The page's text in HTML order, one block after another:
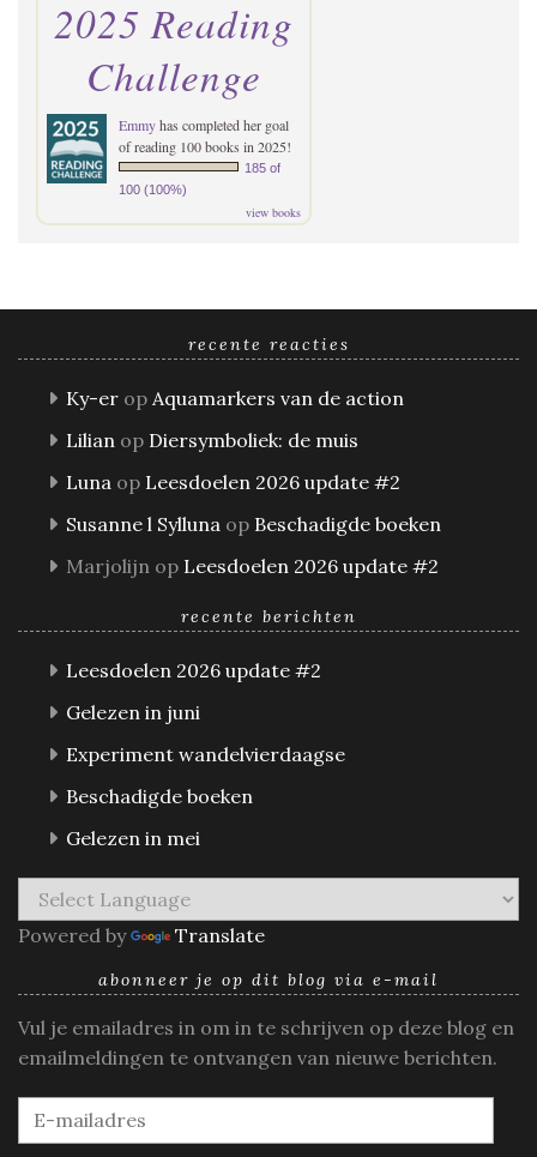
2025 Reading
Challenge
Emmyhas completed her goal
of reading 100 books in 2025!
185 of
100 (100%)
view books
recente reacties
Ky-er op Aquamarkers van de action
Lilian op Diersymboliek: de muis
Luna op Leesdoelen 2026 update #2
Susanne l Sylluna op Beschadigde boeken
Marjolijn op Leesdoelen 2026 update #2
recente berichten
Leesdoelen 2026 update #2
Gelezen in juni
Experiment wandelvierdaagse
Beschadigde boeken
Gelezen in mei
Powered by Translate
abonneer je op dit blog via e-mail
Vul je emailadres in om in te schrijven op deze blog en
emailmeldingen te ontvangen van nieuwe berichten.
E-
mailadres